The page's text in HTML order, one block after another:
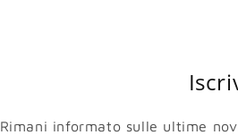
Rimani informato sulle ultime